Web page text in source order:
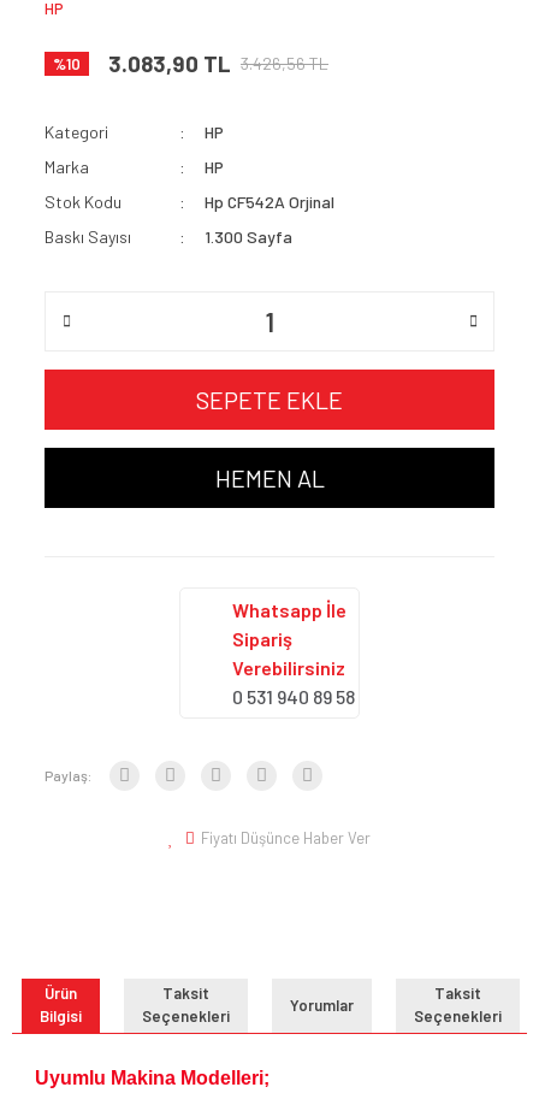
HP
%10 3.083,90 TL 3.426,56 TL
Kategori
HP
Marka
HP
Stok Kodu
Hp CF542A Orjinal
Baskı Sayısı
1.300 Sayfa
SEPETE EKLE
HEMEN AL
Whatsapp İle
Sipariş
Verebilirsiniz
0 531 940 89 58
Paylaş:
Fiyatı Düşünce Haber Ver
Ürün
Bilgisi
Taksit
Seçenekleri
Yorumlar
Taksit
Seçenekleri
Uyumlu Makina Modelleri;